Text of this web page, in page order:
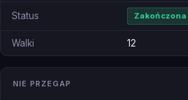
Status Zakończona
Walki 12
NIE PRZEGAP